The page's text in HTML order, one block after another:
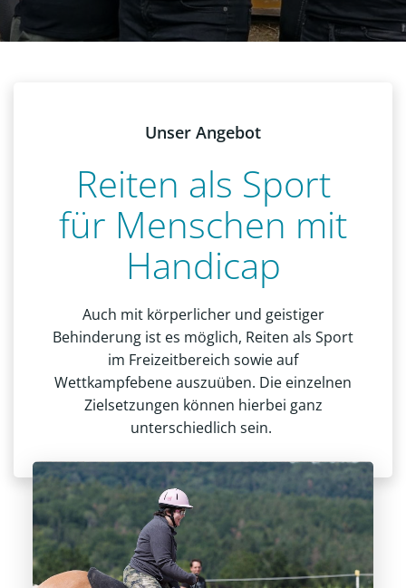
Unser Angebot
Reiten als Sport
für Menschen mit
Handicap
Auch mit körperlicher und geistiger
Behinderung ist es möglich, Reiten als Sport
im Freizeitbereich sowie auf
Wettkampfebene auszuüben. Die einzelnen
Zielsetzungen können hierbei ganz
unterschiedlich sein.